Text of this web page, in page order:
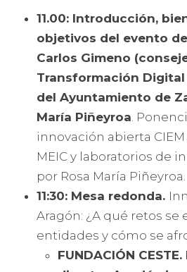
11.00: Introducción,
objetivos del evento
Carlos Gimeno
Transformación
del Ayuntamiento de
María Piñeyroa .
innovación abierta CIEM
MEIC y laboratorios de
por Rosa María Piñeyroa.
11:30: Mesa redonda.
Aragón: ¿A qué retos
entidades y cómo se
FUNDACIÓN